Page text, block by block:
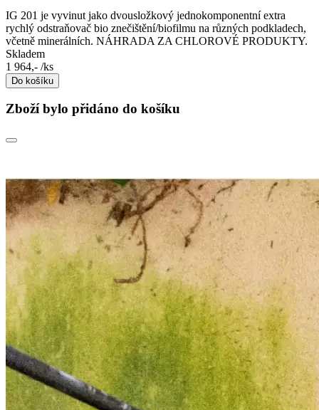
IG 201 je vyvinut jako dvousložkový jednokomponentní extra
rychlý odstraňovač bio znečištění/biofilmu na různých podkladech,
včetně minerálních. NÁHRADA ZA CHLOROVÉ PRODUKTY.
Skladem
1 964,- /ks
Do košíku
Zboží bylo přidáno do košíku